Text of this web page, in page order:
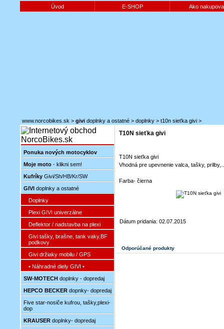
Úvod E-SHOP Ako
www.norcobikes.sk > givi doplnky a ostatné > doplnky > t10n sieťka givi >
Ponuka nových motocyklov
Moje moto - klikni sem!
Kufríky Givi/Sh/HB/Kr/SW
GIVI doplnky a ostatné
Doplnky
Plexi GIVI univerzálne
Deflektor / nadstavba na plexi
Givi tašky, brašne, tank vaky,BF
podkovy
Givi držiaky mobilu / GPS
• Náhradné diely GIVI •
SW-MOTECH doplnky - dopredaj
HEPCO BECKER dopnky- dopredaj
Five star-nosiče kufrou, tašky,plexi-
dop
KRAUSER doplnky- dopredaj
T10N sieťka givi
T10N sieťka givi
Vhodná pre upevnenie valca, tašky,
Farba- čierna
Dátum pridania: 02.07.2015
Odporúčané produkty